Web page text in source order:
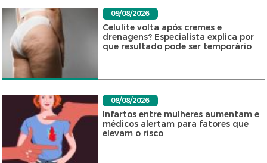
09/08/2026
Celulite volta após cremes e
drenagens? Especialista explica por
que resultado pode ser temporário
08/08/2026
Infartos entre mulheres aumentam e
médicos alertam para fatores que
elevam o risco